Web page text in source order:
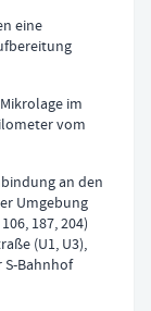
eine
im
vom
an den
Umgebung
187, 204)
(U1, U3),
S-Bahnhof